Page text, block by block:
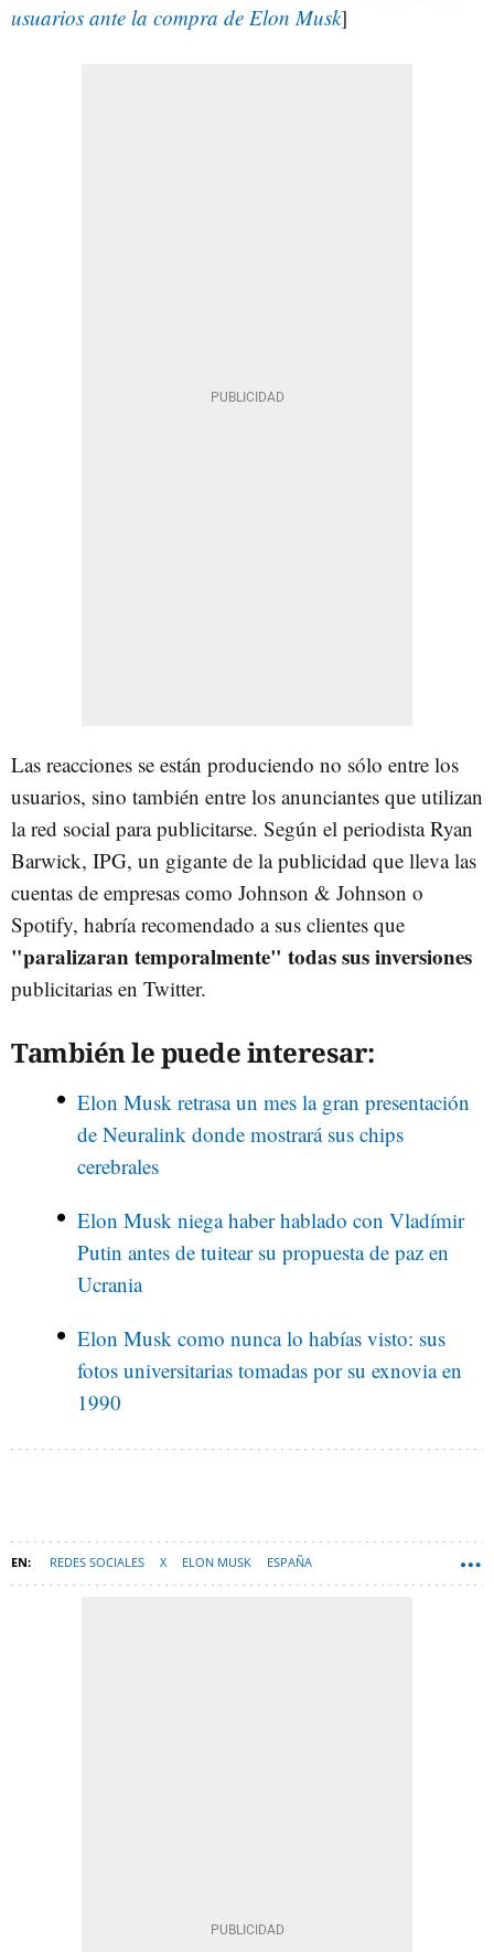
usuarios ante la compra de Elon Musk]
Las reacciones se están produciendo no sólo entre los
usuarios, sino también entre los anunciantes que utilizan
la red social para publicitarse. Según el periodista Ryan
Barwick, IPG, un gigante de la publicidad que lleva las
cuentas de empresas como Johnson & Johnson o
Spotify, habría recomendado a sus clientes que
"paralizaran temporalmente" todas sus inversiones
publicitarias en Twitter.
También le puede interesar:
Elon Musk retrasa un mes la gran presentación
de Neuralink donde mostrará sus chips
cerebrales
Elon Musk niega haber hablado con Vladímir
Putin antes de tuitear su propuesta de paz en
Ucrania
Elon Musk como nunca lo habías visto: sus
fotos universitarias tomadas por su exnovia en
1990
REDES SOCIALES X ELON MUSK ESPAÑA